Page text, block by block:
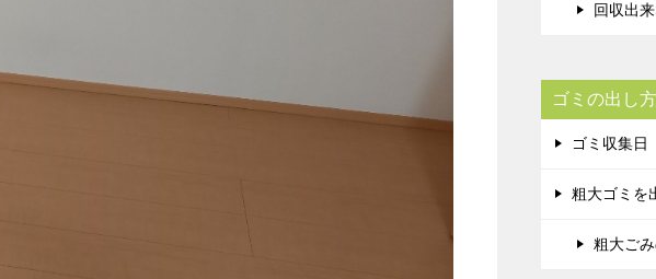
回収出
ゴミの出し方
ゴミ収集日
粗大ゴミを
粗大ご